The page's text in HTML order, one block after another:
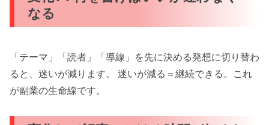
なる
「テーマ」「読者」「導線」を先に決める発想に切り替わ
ると、迷いが減ります。 迷いが減る＝継続できる。これ
が副業の生命線です。